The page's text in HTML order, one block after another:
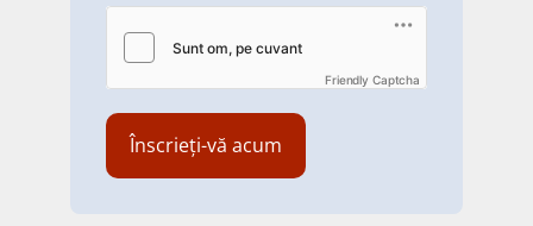
Friendly Captcha